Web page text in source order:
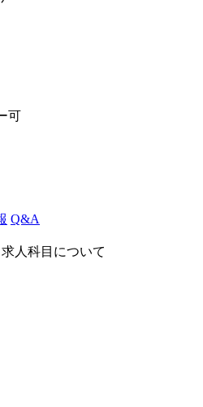
可
Q&A
人科目について